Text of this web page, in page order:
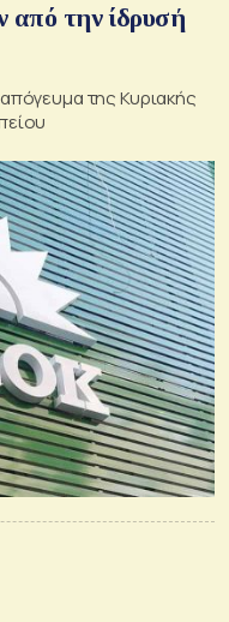
την ίδρυσή
της Κυριακής